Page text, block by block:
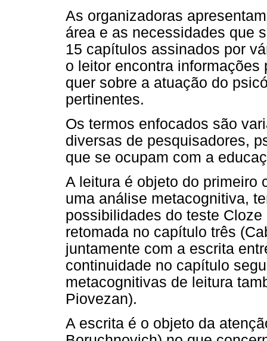
As organizadoras
área e as necessidades que
15 capítulos assinados por
o leitor encontra
quer sobre a atuação do
pertinentes.
Os termos enfocados são
diversas de pesquisadores,
que se ocupam com a
A leitura é objeto do primeiro
uma análise metacognitiva,
possibilidades do teste
retomada no capítulo três
juntamente com a escrita
continuidade no capítulo
metacognitivas de leitura
Piovezan).
A escrita é o objeto da